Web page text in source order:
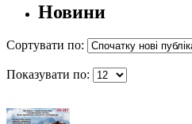
Новини
Сортувати по:
Показувати по: